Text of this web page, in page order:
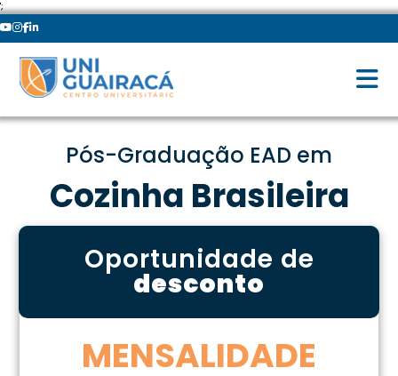
';
Pós-Graduação EAD em
Cozinha Brasileira
Oportunidade de
desconto
MENSALIDADE